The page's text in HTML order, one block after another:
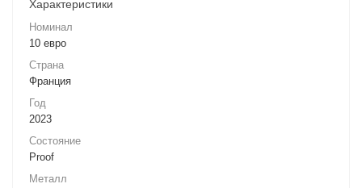
Характеристики
Номинал
10 евро
Страна
Франция
Год
2023
Состояние
Proof
Металл